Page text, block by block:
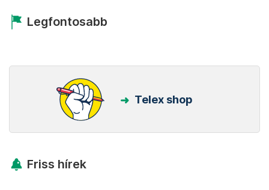
Legfontosabb
Telex shop
Friss hírek